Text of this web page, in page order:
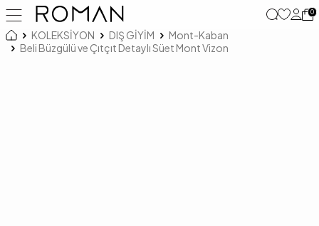
0
KOLEKSİYON DIŞ GİYİM
Mont-Kaban
Beli Büzgülü ve Çıtçıt Detaylı Süet Mont Vizon